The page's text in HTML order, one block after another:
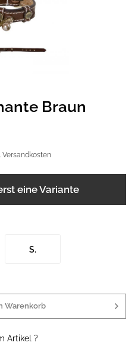
Braun
Versandkosten
eine Variante
S.
Warenkorb
Artikel ?